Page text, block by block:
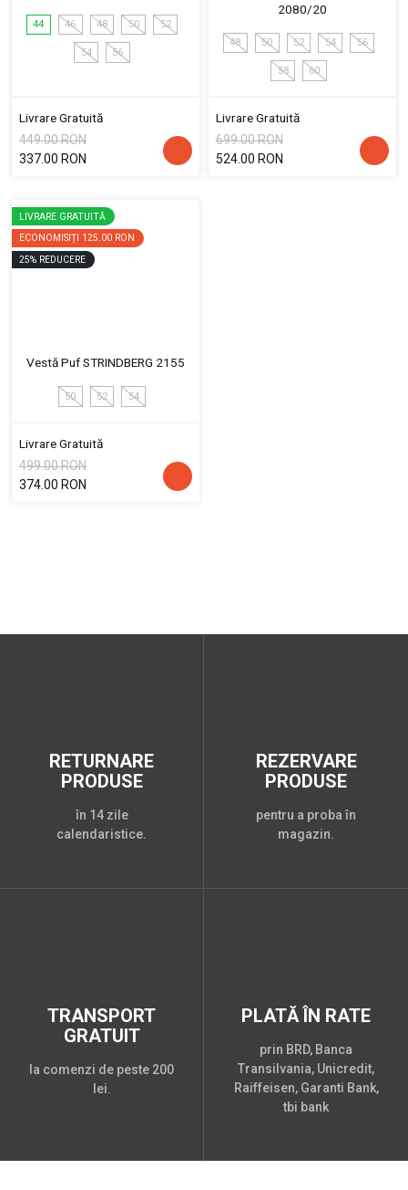
44 46 48 50 52
54 56
Livrare Gratuită
449.00 RON
337.00 RON
2080/20
48 50 52 54 56
58 60
Livrare Gratuită
699.00 RON
524.00 RON
LIVRARE GRATUITĂ
ECONOMISIȚI 125.00 RON
25% REDUCERE
Vestă Puf STRINDBERG 2155
50 52 54
Livrare Gratuită
499.00 RON
374.00 RON
RETURNARE
PRODUSE
în 14 zile
calendaristice.
REZERVARE
PRODUSE
pentru a proba în
magazin.
TRANSPORT
GRATUIT
la comenzi de peste 200
lei.
PLATĂ ÎN RATE
prin BRD, Banca
Transilvania, Unicredit,
Raiffeisen, Garanti Bank,
tbi bank